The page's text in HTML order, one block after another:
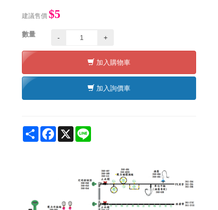
建議售價 $5
數量 - +
加入購物車
加入詢價車
Share Facebook
X